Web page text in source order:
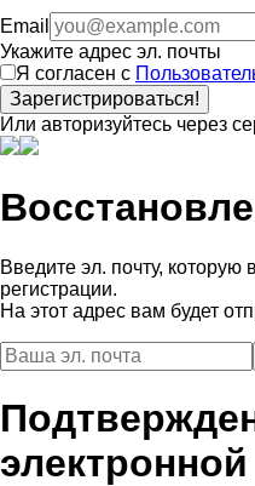
Email
Укажите адрес эл. почты
Я согласен с
Зарегистрироваться!
Или авторизуйтесь через
Введите эл. почту, которую
регистрации.
На этот адрес вам будет